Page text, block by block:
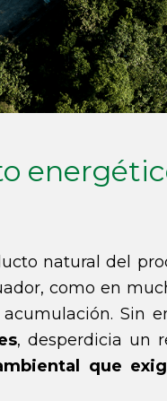
natural del
como en
Sin
, desperdicia un
que